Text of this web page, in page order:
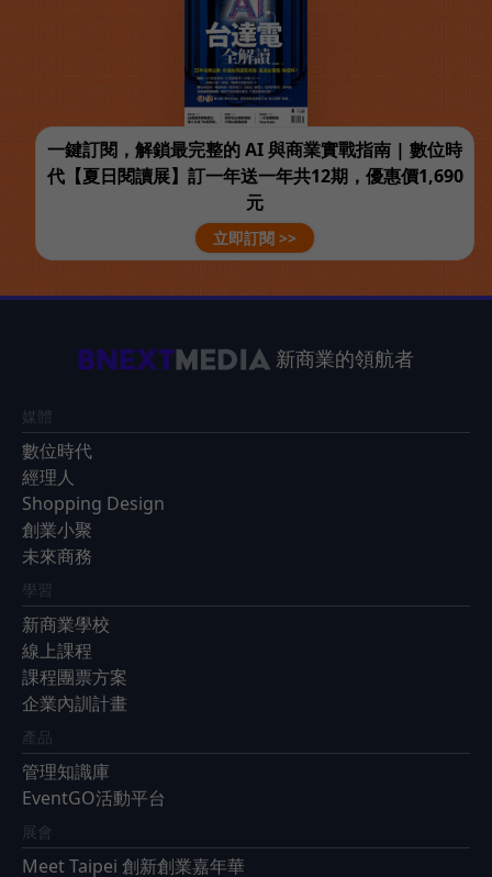
一鍵訂閱，解鎖最完整的 AI 與商業實戰指南 | 數位時
代【夏日閱讀展】訂一年送一年共12期，優惠價1,690
元
立即訂閱 >>
新商業的領航者
媒體
數位時代
經理人
Shopping Design
創業小聚
未來商務
學習
新商業學校
線上課程
課程團票方案
企業內訓計畫
產品
管理知識庫
EventGO活動平台
展會
Meet Taipei 創新創業嘉年華